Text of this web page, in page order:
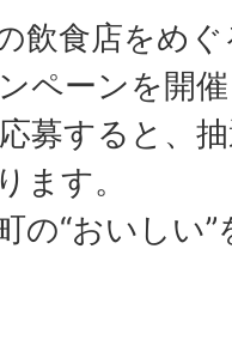
飲食店をめ
ペーンを開
募すると、
ます。
の“おいしい